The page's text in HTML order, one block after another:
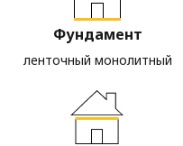
Фундамент
ленточный монолитный